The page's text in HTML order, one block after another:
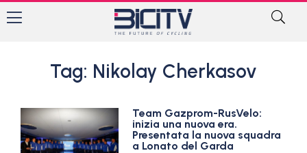
Tag: Nikolay Cherkasov
Team Gazprom-RusVelo:
inizia una nuova era.
Presentata la nuova squadra
a Lonato del Garda